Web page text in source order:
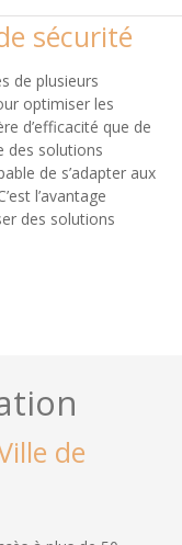
sécurité
de plusieurs
optimiser les
d’efficacité que de
des solutions
de s’adapter aux
l’avantage
des solutions
de